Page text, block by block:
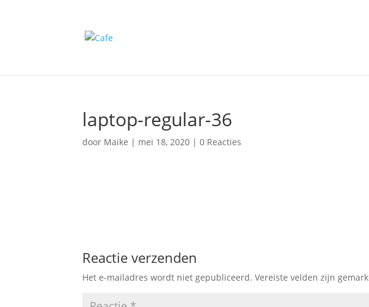
laptop-regular-36
door Maike | mei 18, 2020 |0 Reacties
Reactie verzenden
Het e-mailadres wordt niet gepubliceerd. Vereiste velden zijn